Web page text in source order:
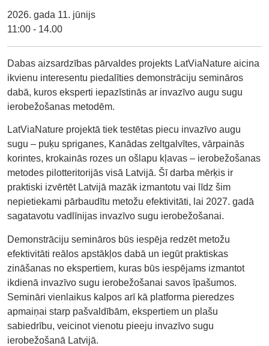
2026. gada 11. jūnijs
11:00 - 14.00
Dabas aizsardzības pārvaldes projekts LatViaNature aicina
ikvienu interesentu piedalīties demonstrāciju semināros
dabā, kuros eksperti iepazīstinās ar invazīvo augu sugu
ierobežošanas metodēm.
LatViaNature projektā tiek testētas piecu invazīvo augu
sugu – puķu spriganes, Kanādas zeltgalvītes, vārpainās
korintes, krokainās rozes un ošlapu kļavas – ierobežošanas
metodes pilotteritorijās visā Latvijā. Šī darba mērķis ir
praktiski izvērtēt Latvijā mazāk izmantotu vai līdz šim
nepietiekami pārbaudītu metožu efektivitāti, lai 2027. gadā
sagatavotu vadlīnijas invazīvo sugu ierobežošanai.
Demonstrāciju semināros būs iespēja redzēt metožu
efektivitāti reālos apstākļos dabā un iegūt praktiskas
zināšanas no ekspertiem, kuras būs iespējams izmantot
ikdienā invazīvo sugu ierobežošanai savos īpašumos.
Semināri vienlaikus kalpos arī kā platforma pieredzes
apmaiņai starp pašvaldībām, ekspertiem un plašu
sabiedrību, veicinot vienotu pieeju invazīvo sugu
ierobežošanā Latvijā.